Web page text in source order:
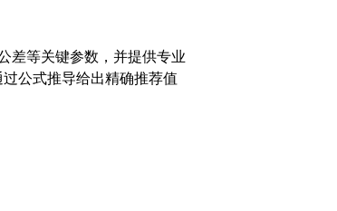
差等关键参数，并提供专业
公式推导给出精确推荐值